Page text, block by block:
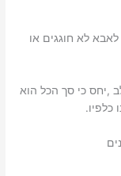
לא חוגגים או
,יחס כי סך הכל הוא
כלפיו.